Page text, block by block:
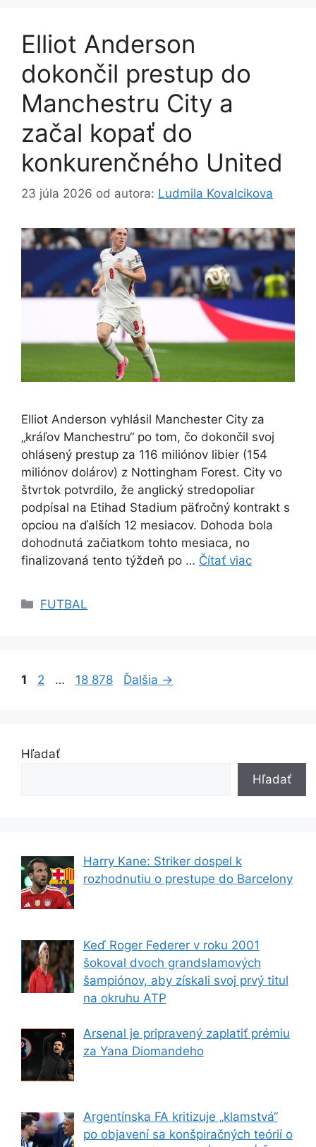
Elliot Anderson
dokončil prestup do
Manchestru City a
začal kopať do
konkurenčného United
23 júla 2026 od autora: Ludmila Kovalcikova
Elliot Anderson vyhlásil Manchester City za
„kráľov Manchestru“ po tom, čo dokončil svoj
ohlásený prestup za 116 miliónov libier (154
miliónov dolárov) z Nottingham Forest. City vo
štvrtok potvrdilo, že anglický stredopoliar
podpísal na Etihad Stadium päťročný kontrakt s
opciou na ďalších 12 mesiacov. Dohoda bola
dohodnutá začiatkom tohto mesiaca, no
finalizovaná tento týždeň po … Čítať viac
Kategórie
FUTBAL
Stránka
1 Stránka
2 … Stránka
18 878 Ďalšia →
Hľadať
Hľadať
Harry Kane: Striker dospel k
rozhodnutiu o prestupe do Barcelony
Keď Roger Federer v roku 2001
šokoval dvoch grandslamových
šampiónov, aby získali svoj prvý titul
na okruhu ATP
Arsenal je pripravený zaplatiť prémiu
za Yana Diomandeho
Argentínska FA kritizuje „klamstvá“
po objavení sa konšpiračných teórií o